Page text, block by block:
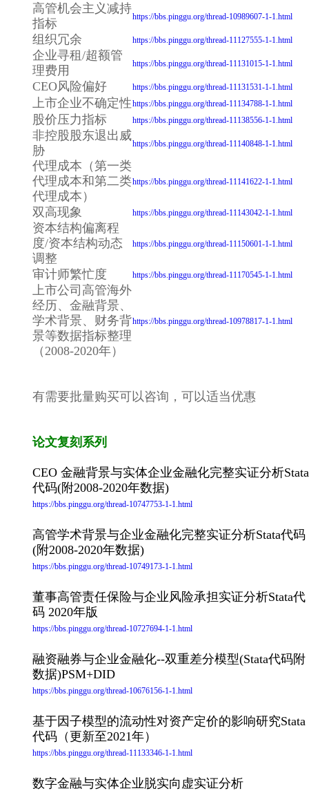
高管机会主义减持
指标
https://bbs.pinggu.org/thread-10989607-1-1.html
组织冗余 https://bbs.pinggu.org/thread-11127555-1-1.html
企业寻租/超额管
理费用
https://bbs.pinggu.org/thread-11131015-1-1.html
CEO风险偏好 https://bbs.pinggu.org/thread-11131531-1-1.html
上市企业不确定性https://bbs.pinggu.org/thread-11134788-1-1.html
股价压力指标 https://bbs.pinggu.org/thread-11138556-1-1.html
非控股股东退出威
胁
https://bbs.pinggu.org/thread-11140848-1-1.html
代理成本（第一类
代理成本和第二类
代理成本）
https://bbs.pinggu.org/thread-11141622-1-1.html
双高现象 https://bbs.pinggu.org/thread-11143042-1-1.html
资本结构偏离程
度/资本结构动态
调整
https://bbs.pinggu.org/thread-11150601-1-1.html
审计师繁忙度 https://bbs.pinggu.org/thread-11170545-1-1.html
上市公司高管海外
经历、金融背景、
学术背景、财务背
景等数据指标整理
（2008-2020年）
https://bbs.pinggu.org/thread-10978817-1-1.html
有需要批量购买可以咨询，可以适当优惠
论文复刻系列
CEO 金融背景与实体企业金融化完整实证分析Stata
代码(附2008-2020年数据)
https://bbs.pinggu.org/thread-10747753-1-1.html
高管学术背景与企业金融化完整实证分析Stata代码
(附2008-2020年数据)
https://bbs.pinggu.org/thread-10749173-1-1.html
董事高管责任保险与企业风险承担实证分析Stata代
码 2020年版
https://bbs.pinggu.org/thread-10727694-1-1.html
融资融券与企业金融化--双重差分模型(Stata代码附
数据)PSM+DID
https://bbs.pinggu.org/thread-10676156-1-1.html
基于因子模型的流动性对资产定价的影响研究Stata
代码（更新至2021年）
https://bbs.pinggu.org/thread-11133346-1-1.html
数字金融与实体企业脱实向虚实证分析